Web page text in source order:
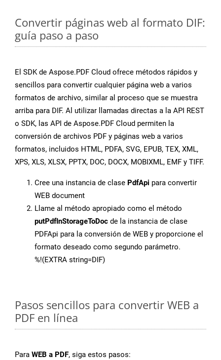
Convertir páginas web al formato DIF:
guía paso a paso
El SDK de Aspose.PDF Cloud ofrece métodos rápidos y
sencillos para convertir cualquier página web a varios
formatos de archivo, similar al proceso que se muestra
arriba para DIF. Al utilizar llamadas directas a la API REST
o SDK, las API de Aspose.PDF Cloud permiten la
conversión de archivos PDF y páginas web a varios
formatos, incluidos HTML, PDFA, SVG, EPUB, TEX, XML,
XPS, XLS, XLSX, PPTX, DOC, DOCX, MOBIXML, EMF y TIFF.
Cree una instancia de clase PdfApi para convertir
WEB document
Llame al método apropiado como el método
putPdfInStorageToDoc de la instancia de clase
PDFApi para la conversión de WEB y proporcione el
formato deseado como segundo parámetro.
%!(EXTRA string=DIF)
Pasos sencillos para convertir WEB a
PDF en línea
Para WEB a PDF, siga estos pasos: